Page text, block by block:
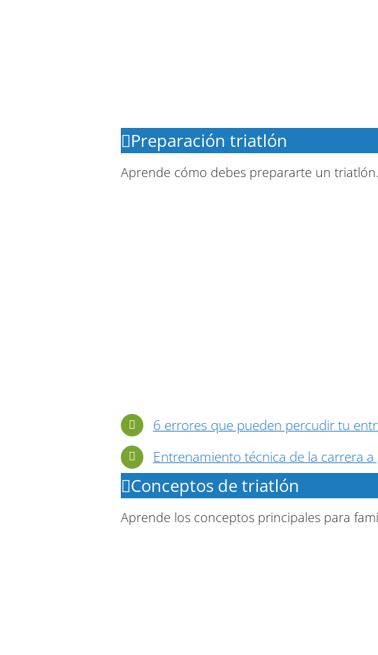
Preparación triatlón
Aprende cómo debes prepararte un triatlón.
6 errores que pueden percudir tu
Entrenamiento técnica de la carrera a
Conceptos de triatlón
Aprende los conceptos principales para